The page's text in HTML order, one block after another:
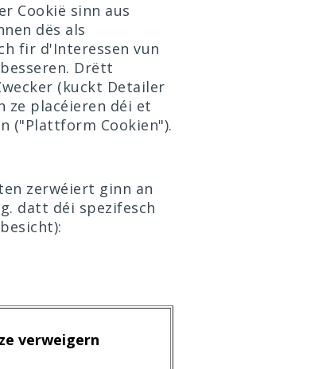
Cookië sinn aus
dës als
fir d'Interessen vun
Drëtt
(kuckt Detailer
ze placéieren déi et
("Plattform Cookien").
zerwéiert ginn an
datt déi spezifesch
verweigern